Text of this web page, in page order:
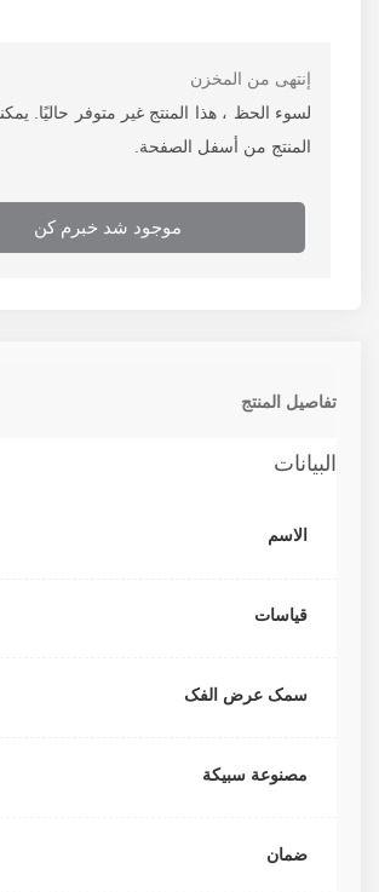
إنتهى من المخزن
لسوء الحظ ، هذا المنتج غير متوفر حاليًا.
المنتج من أسفل الصفحة.
موجود شد خبرم کن
تفاصيل المنتج
البيانات
الاسم
قیاسات
سمک عرض الفک
مصنوعة سبيكة
ضمان